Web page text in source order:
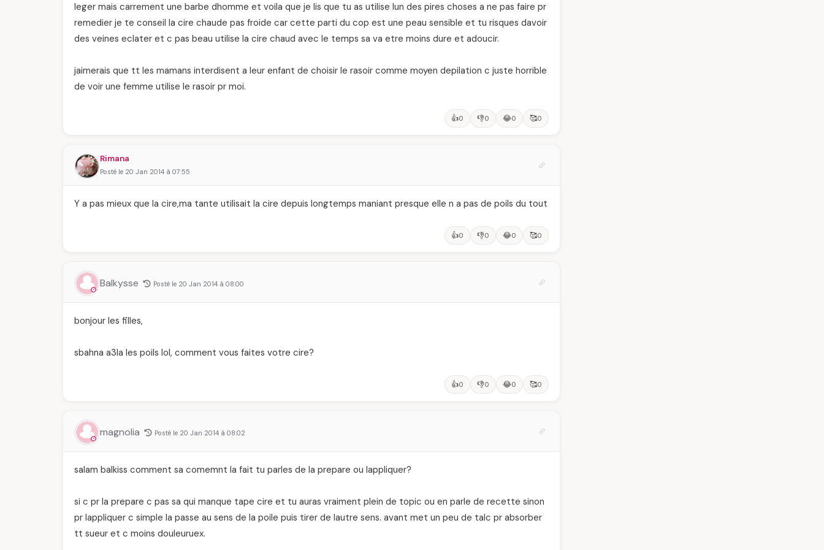
leger mais carrement une barbe dhomme et voila que je lis que tu as utilise lun des pires choses a ne pas faire pr
remedier je te conseil la cire chaude pas froide car cette parti du cop est une peau sensible et tu risques davoir
des veines eclater et c pas beau utilise la cire chaud avec le temps sa va etre moins dure et adoucir.
jaimerais que tt les mamans interdisent a leur enfant de choisir le rasoir comme moyen depilation c juste horrible
de voir une femme utilise le rasoir pr moi.
👍0 👎0 😂0 🥰0
Rimana
Posté le 20 Jan 2014 à 07:55
Y a pas mieux que la cire,ma tante utilisait la cire depuis longtemps maniant presque elle n a pas de poils du tout
👍0 👎0 😂0 🥰0
Balkysse Posté le 20 Jan 2014 à 08:00
bonjour les filles,
sbahna a3la les poils lol, comment vous faites votre cire?
👍0 👎0 😂0 🥰0
magnolia Posté le 20 Jan 2014 à 08:02
salam balkiss comment sa comemnt la fait tu parles de la prepare ou lappliquer?
si c pr la prepare c pas sa qui manque tape cire et tu auras vraiment plein de topic ou en parle de recette sinon
pr lappliquer c simple la passe au sens de la poile puis tirer de lautre sens. avant met un peu de talc pr absorber
tt sueur et c moins douleuruex.